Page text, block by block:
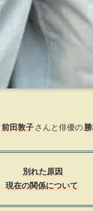
前田敦子 さんと俳優の
別れた原因
現在の関係について